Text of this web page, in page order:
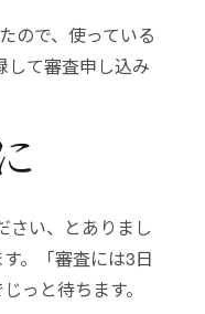
ので、使っている
して審査申し込み
さい、とありまし
。「審査には3日
っと待ちます。